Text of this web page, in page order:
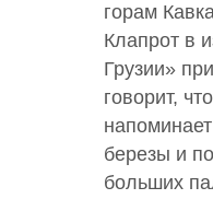
горам
Клапрот в
Грузии»
говорит,
березы и
больших